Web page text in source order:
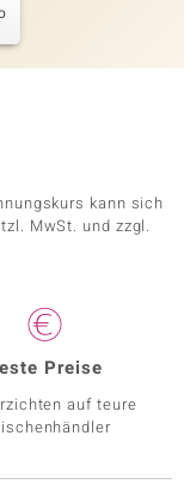
kann sich
MwSt. und zzgl.
Preise
auf teure